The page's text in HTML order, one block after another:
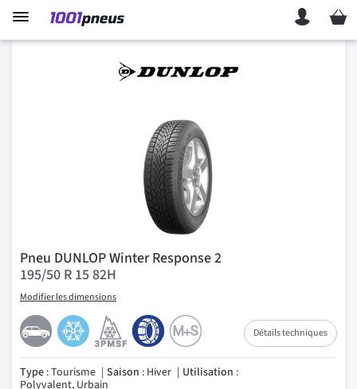
Mon
Pneu DUNLOP Winter Response 2
195/50 R 15 82H
Modifier les dimensions
Détails techniques
Type : Tourisme Saison : Hiver Utilisation :
Polyvalent, Urbain